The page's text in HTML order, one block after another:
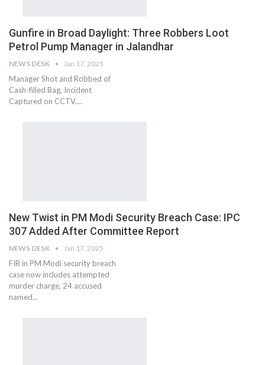
Gunfire in Broad Daylight: Three Robbers Loot
Petrol Pump Manager in Jalandhar
NEWS DESK Jan 17, 2025
Manager Shot and Robbed of
Cash-filled Bag, Incident
Captured on CCTV....
New Twist in PM Modi Security Breach Case: IPC
307 Added After Committee Report
NEWS DESK Jan 17, 2025
FIR in PM Modi security breach
case now includes attempted
murder charge, 24 accused
named...